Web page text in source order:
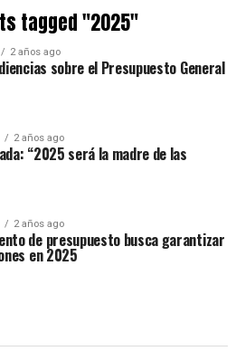
tagged "2025"
2 años ago
sobre el Presupuesto General
2 años ago
“2025 será la madre de las
2 años ago
de presupuesto busca garantizar
en 2025